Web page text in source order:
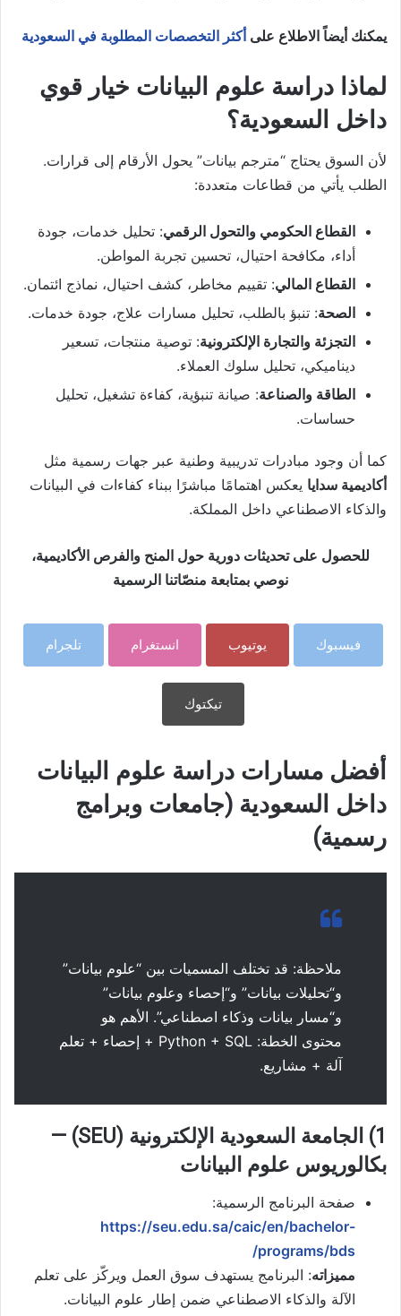
يمكنك أيضاً الاطلاع علىأكثر التخصصات المطلوبة في السعودية
لماذا دراسة علوم البيانات خيار قوي
داخل السعودية؟
لأن السوق يحتاج “مترجم بيانات” يحول الأرقام إلى قرارات.
الطلب يأتي من قطاعات متعددة:
القطاع الحكومي والتحول الرقمي: تحليل خدمات، جودة
أداء، مكافحة احتيال، تحسين تجربة المواطن.
القطاع المالي: تقييم مخاطر، كشف احتيال، نماذج ائتمان.
الصحة: تنبؤ بالطلب، تحليل مسارات علاج، جودة خدمات.
التجزئة والتجارة الإلكترونية: توصية منتجات، تسعير
ديناميكي، تحليل سلوك العملاء.
الطاقة والصناعة: صيانة تنبؤية، كفاءة تشغيل، تحليل
حساسات.
كما أن وجود مبادرات تدريبية وطنية عبر جهات رسمية مثل
أكاديمية سدايا يعكس اهتمامًا مباشرًا ببناء كفاءات في البيانات
والذكاء الاصطناعي داخل المملكة.
للحصول على تحديثات دورية حول المنح والفرص الأكاديمية،
نوصي بمتابعة منصّاتنا الرسمية
فيسبوك يوتيوب انستغرام تلجرام
تيكتوك
أفضل مسارات دراسة علوم البيانات
داخل السعودية (جامعات وبرامج
رسمية)
ملاحظة: قد تختلف المسميات بين “علوم بيانات”
و“تحليلات بيانات” و“إحصاء وعلوم بيانات”
و“مسار بيانات وذكاء اصطناعي”. الأهم هو
محتوى الخطة: Python + SQL + إحصاء + تعلم
آلة + مشاريع.
1) الجامعة السعودية الإلكترونية (SEU) —
بكالوريوس علوم البيانات
صفحة البرنامج الرسمية:
https://seu.edu.sa/caic/en/bachelor-
programs/bds/
مميزاته: البرنامج يستهدف سوق العمل ويركّز على تعلم
الآلة والذكاء الاصطناعي ضمن إطار علوم البيانات.